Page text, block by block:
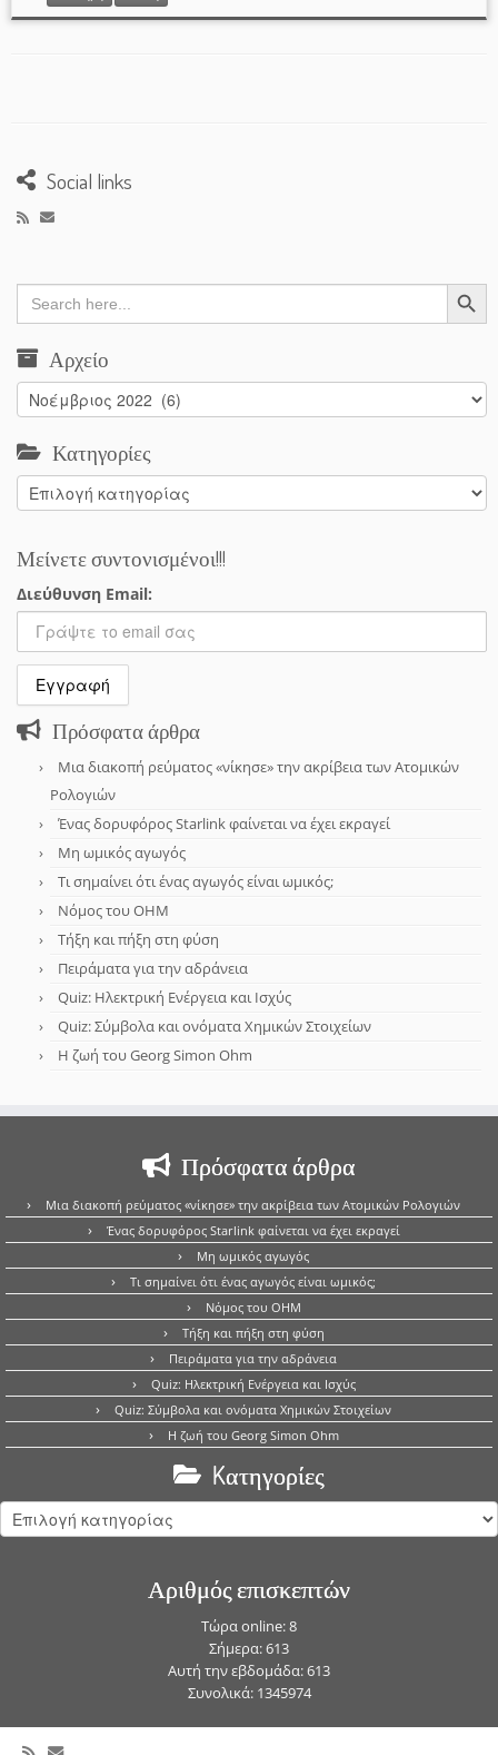
Social links
Search
for:
Search Button
Αρχείο
Αρχείο
Κατηγορίες
Κατηγορίες
Μείνετε συντονισμένοι!!!
Διεύθυνση Email:
Πρόσφατα άρθρα
Μια διακοπή ρεύματος «νίκησε» την ακρίβεια των Ατομικών
Ρολογιών
Ένας δορυφόρος Starlink φαίνεται να έχει εκραγεί
Μη ωμικός αγωγός
Τι σημαίνει ότι ένας αγωγός είναι ωμικός;
Νόμος του OHM
Τήξη και πήξη στη φύση
Πειράματα για την αδράνεια
Quiz: Ηλεκτρική Ενέργεια και Ισχύς
Quiz: Σύμβολα και ονόματα Χημικών Στοιχείων
Η ζωή του Georg Simon Ohm
Πρόσφατα άρθρα
Μια διακοπή ρεύματος «νίκησε» την ακρίβεια των Ατομικών Ρολογιών
Ένας δορυφόρος Starlink φαίνεται να έχει εκραγεί
Μη ωμικός αγωγός
Τι σημαίνει ότι ένας αγωγός είναι ωμικός;
Νόμος του OHM
Τήξη και πήξη στη φύση
Πειράματα για την αδράνεια
Quiz: Ηλεκτρική Ενέργεια και Ισχύς
Quiz: Σύμβολα και ονόματα Χημικών Στοιχείων
Η ζωή του Georg Simon Ohm
Kατηγορίες
Kατηγορίες
Αριθμός επισκεπτών
Τώρα online: 8
Σήμερα: 613
Αυτή την εβδομάδα: 613
Συνολικά: 1345974